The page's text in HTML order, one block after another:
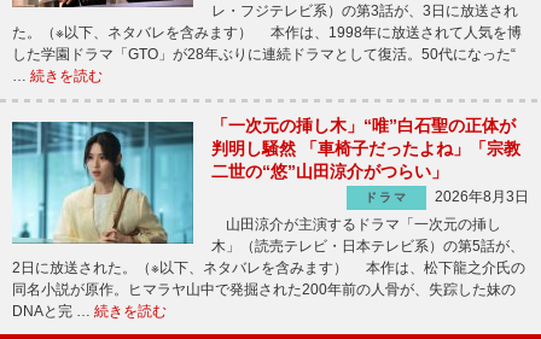
レ・フジテレビ系）の第3話が、3日に放送され
た。（※以下、ネタバレを含みます） 本作は、1998年に放送されて人気を博
した学園ドラマ「GTO」が28年ぶりに連続ドラマとして復活。50代になった“
… 続きを読む
「一次元の挿し木」“唯”白石聖の正体が
判明し騒然 「車椅子だったよね」「宗教
二世の“悠”山田涼介がつらい」
ドラマ
2026年8月3日
山田涼介が主演するドラマ「一次元の挿し
木」（読売テレビ・日本テレビ系）の第5話が、
2日に放送された。（※以下、ネタバレを含みます） 本作は、松下龍之介氏の
同名小説が原作。ヒマラヤ山中で発掘された200年前の人骨が、失踪した妹の
DNAと完 … 続きを読む